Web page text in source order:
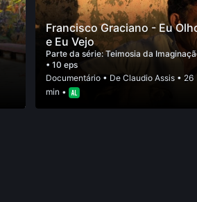
Francisco Graciano - Eu
e Eu Vejo
Parte da série:Teimosia da
• 10 eps
Documentário• De Claudio Assis• 26
min •